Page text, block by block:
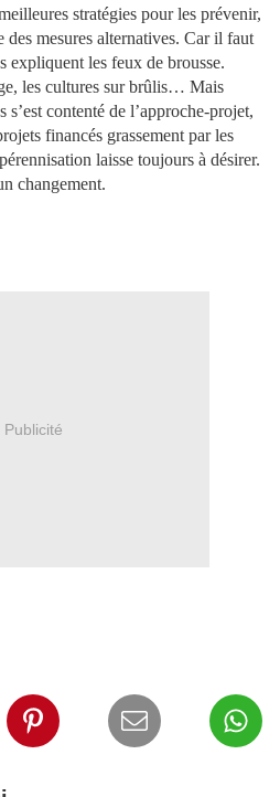
stratégies pour les prévenir,
des mesures alternatives. Car il faut
expliquent les feux de brousse.
les cultures sur brûlis… Mais
s’est contenté de l’approche-projet,
financés grassement par les
laisse toujours à désirer.
changement.
Publicité